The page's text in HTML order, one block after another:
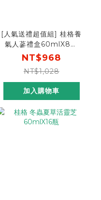
[人氣送禮超值組] 桂格養
氣人蔘禮盒60mlX8瓶
+活靈芝禮盒60mlX8瓶
NT$968
NT$1,028
加入購物車